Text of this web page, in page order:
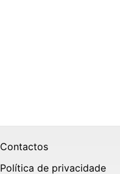
Contactos
Política de privacidade